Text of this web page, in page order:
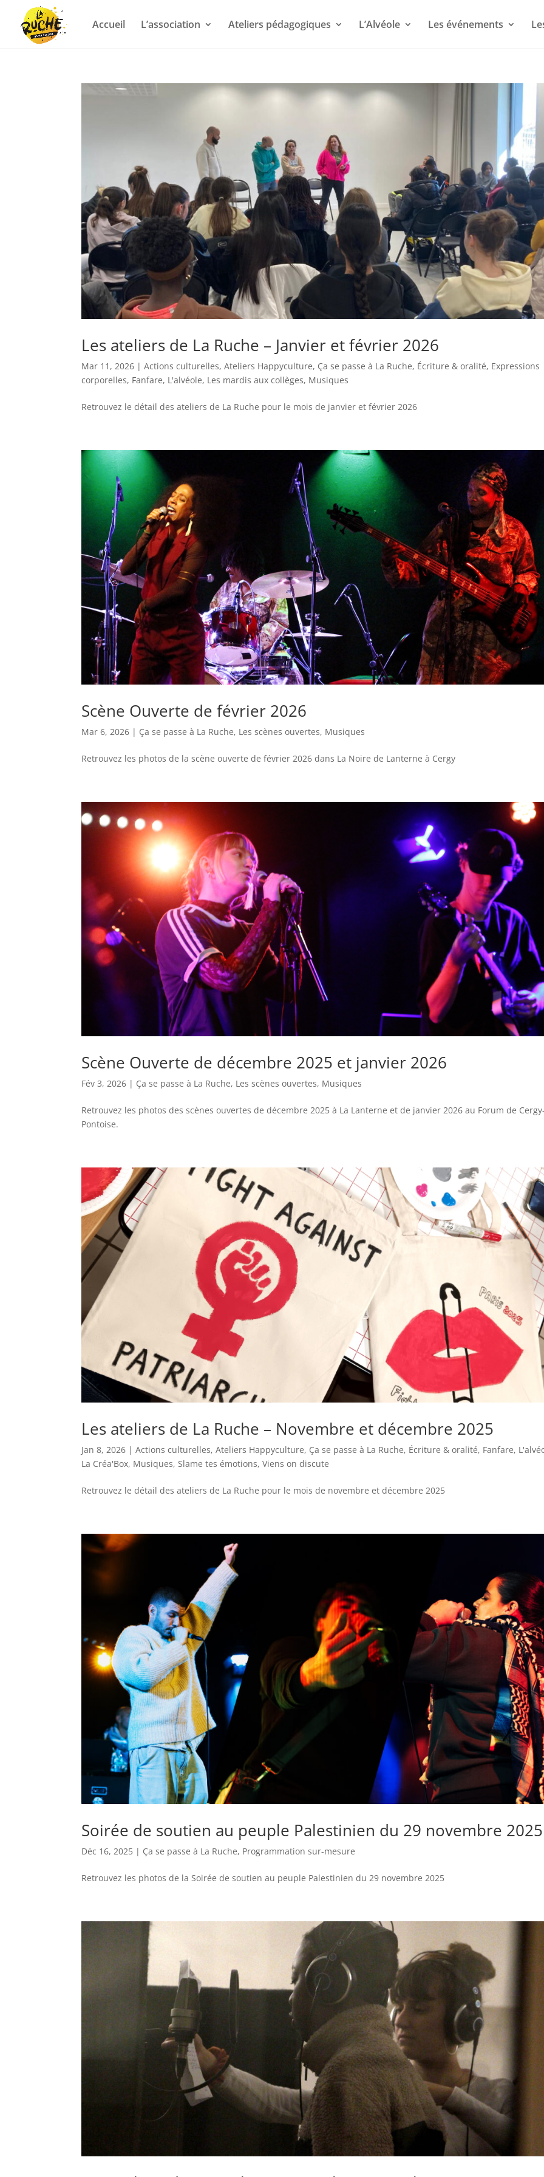
Accueil L’association Ateliers pédagogiques L’Alvéole Les événements
Les ateliers de La Ruche – Janvier et février 2026
Mar 11, 2026 |Actions culturelles,Ateliers Happyculture, Ça se passe à La Ruche, Écriture & oralité, Expressions
corporelles, Fanfare, L'alvéole, Les mardis aux collèges, Musiques
Retrouvez le détail des ateliers de La Ruche pour le mois de janvier et février 2026
Scène Ouverte de février 2026
Mar 6, 2026 | Ça se passe à La Ruche, Les scènes ouvertes, Musiques
Retrouvez les photos de la scène ouverte de février 2026 dans La Noire de Lanterne à Cergy
Scène Ouverte de décembre 2025 et janvier 2026
Fév 3, 2026 | Ça se passe à La Ruche, Les scènes ouvertes, Musiques
Retrouvez les photos des scènes ouvertes de décembre 2025 à La Lanterne et de janvier 2026 au Forum de
Pontoise.
Les ateliers de La Ruche – Novembre et décembre 2025
Jan 8, 2026 |Actions culturelles,Ateliers Happyculture, Ça se passe à La Ruche, Écriture & oralité, Fanfare,
La Créa'Box, Musiques,Slame tes émotions,Viens on discute
Retrouvez le détail des ateliers de La Ruche pour le mois de novembre et décembre 2025
Soirée de soutien au peuple Palestinien du 29 novembre 2025
Déc 16, 2025 | Ça se passe à La Ruche, Programmation sur-mesure
Retrouvez les photos de la Soirée de soutien au peuple Palestinien du 29 novembre 2025